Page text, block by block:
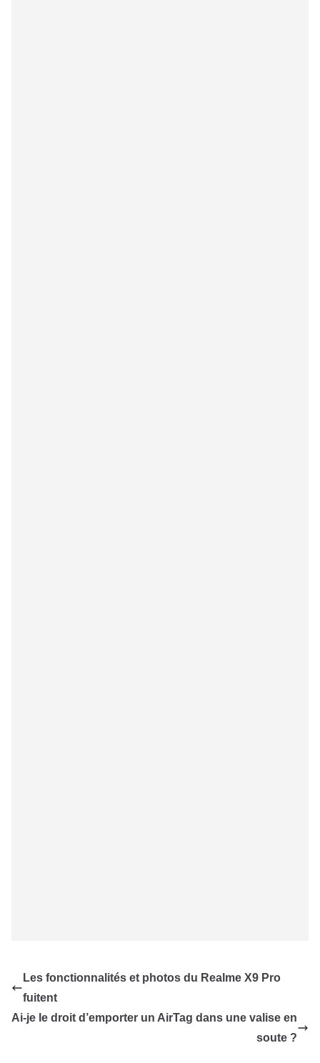
Les fonctionnalités et photos du Realme X9 Pro
fuitent
Ai-je le droit d’emporter un AirTag dans une valise en
soute ?